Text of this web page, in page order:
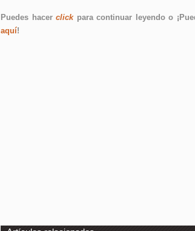
Puedes hacerclickpara continuar leyendo o
aquí!